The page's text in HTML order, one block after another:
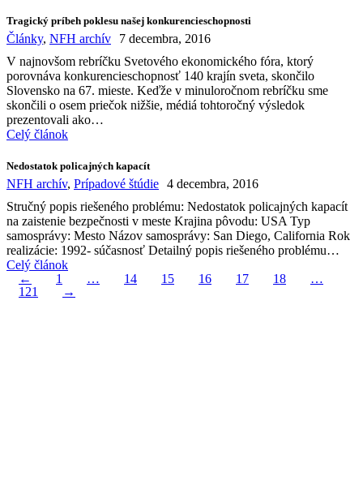
Tragický príbeh poklesu našej konkurencieschopnosti
Články, NFH archív
7 decembra, 2016
V najnovšom rebríčku Svetového ekonomického fóra, ktorý
porovnáva konkurencieschopnosť 140 krajín sveta, skončilo
Slovensko na 67. mieste. Keďže v minuloročnom rebríčku sme
skončili o osem priečok nižšie, médiá tohtoročný výsledok
prezentovali ako…
Celý článok
Nedostatok policajných kapacít
NFH archív, Prípadové štúdie 4 decembra, 2016
Stručný popis riešeného problému: Nedostatok policajných kapacít
na zaistenie bezpečnosti v meste Krajina pôvodu: USA Typ
samosprávy: Mesto Názov samosprávy: San Diego, California Rok
realizácie: 1992- súčasnosť Detailný popis riešeného problému…
Celý článok
←
1 … 14 15 16 17 18
…
121
→